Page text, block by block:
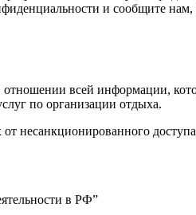
и сообщите нам,
всей информации,
по организации отдыха.
несанкционированного
в РФ”